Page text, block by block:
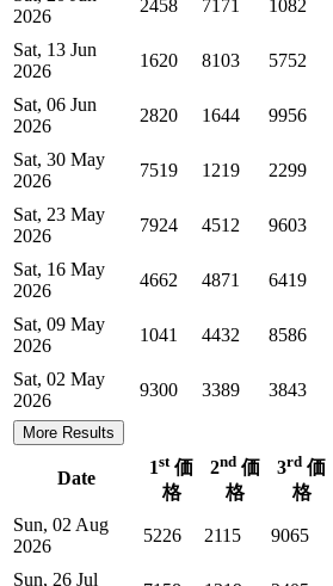
2026
2458 7171 1082
Sat, 13 Jun
2026
1620 8103 5752
Sat, 06 Jun
2026
2820 1644 9956
Sat, 30 May
2026
7519 1219 2299
Sat, 23 May
2026
7924 4512 9603
Sat, 16 May
2026
4662 4871 6419
Sat, 09 May
2026
1041 4432 8586
Sat, 02 May
2026
9300 3389 3843
More Results
Date
1st価
格
2nd 価
格
3rd 価
格
Sun, 02 Aug
2026
5226 2115 9065
Sun, 26 Jul